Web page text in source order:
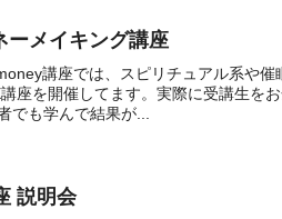
ーメイキング講座
講座では、スピリチュアル系や催
座を開催してます。実際に受講生を
でも学んで結果が...
説明会